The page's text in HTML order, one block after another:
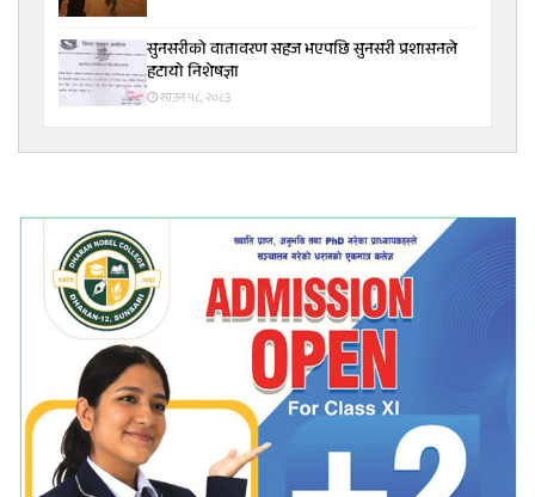
सुनसरीकाे वातावरण सहज भएपछि सुनसरी प्रशासनले
हटायाे निशेषज्ञा
साउन १८, २०८३